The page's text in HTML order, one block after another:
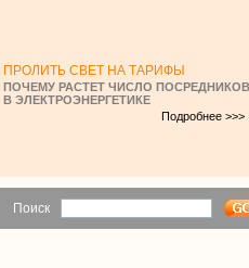
ПРОЛИТЬ СВЕТ НА ТАРИФЫ
ПОЧЕМУ РАСТЕТ ЧИСЛО ПОСРЕДНИКОВ
В ЭЛЕКТРОЭНЕРГЕТИКЕ
Подробнее >>>
Поиск